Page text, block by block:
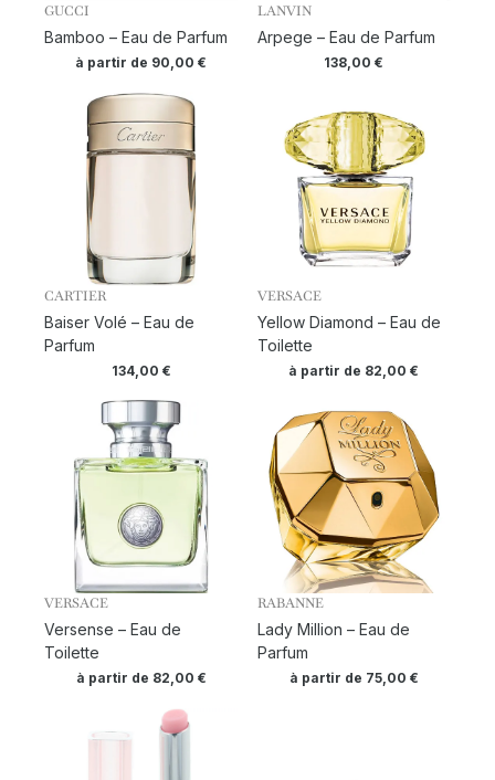
GUCCI
Bamboo – Eau de Parfum
à partir de 90,00€
LANVIN
Arpege – Eau de Parfum
138,00€
CARTIER
Baiser Volé – Eau de
Parfum
134,00 €
VERSACE
Yellow Diamond – Eau de
Toilette
à partir de 82,00€
VERSACE
Versense – Eau de
Toilette
à partir de 82,00 €
RABANNE
Lady Million – Eau de
Parfum
à partir de 75,00 €